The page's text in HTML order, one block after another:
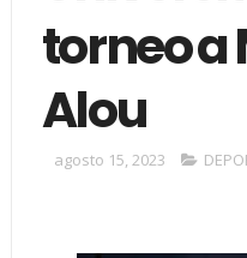
torneo a
Alou
agosto 15, 2023